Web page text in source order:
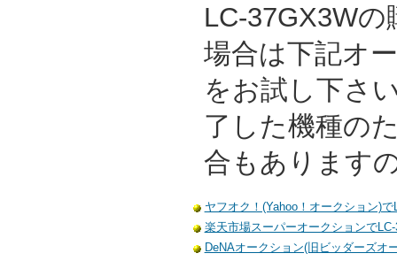
LC-37GX3W
場合は下記オ
をお試し下さ
了した機種の
合もあります
ヤフオク！(Yahoo！オークション)
楽天市場スーパーオークションで
DeNAオークション(旧ビッダーズオ